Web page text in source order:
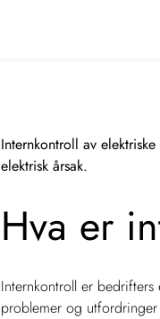
Internkontroll av
elektrisk årsak.
Hva er
Internkontroll er
problemer og